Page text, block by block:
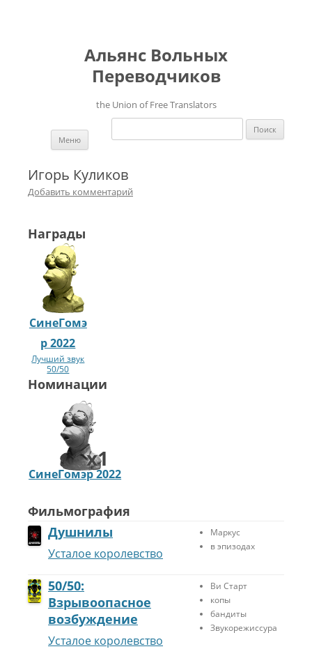
Альянс Вольных
Переводчиков
the Union of Free Translators
Найти:
Меню
Игорь Куликов
Добавить комментарий
Награды
СинеГомэ
р 2022
Лучший звук
50/50
Номинации
СинеГомэр 2022
x1
Л
ч
ш
и
й
у
к
Фильмография
Душнилы
Усталое королевство
Маркус
в эпизодах
50/50:
Взрывоопасное
возбуждение
Усталое королевство
Ви Старт
копы
бандиты
Звукорежиссура